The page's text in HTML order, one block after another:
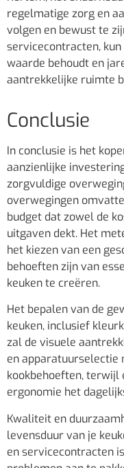
regelmatige zorg en
volgen en bewust te
servicecontracten,
waarde behoudt en
aantrekkelijke ruimte
Conclusie
In conclusie is het
aanzienlijke
zorgvuldige
overwegingen
budget dat zowel de
uitgaven dekt. Het
het kiezen van een
behoeften zijn van
keuken te creëren.
Het bepalen van de
keuken, inclusief
zal de visuele
en apparatuurselectie
kookbehoeften, terwijl
ergonomie het
Kwaliteit en
levensduur van je
en servicecontracten